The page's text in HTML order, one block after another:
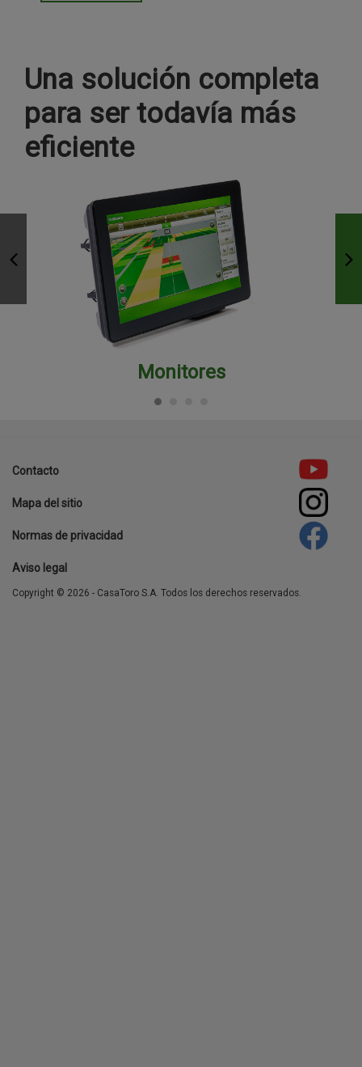
Una solución completa
para ser todavía más
eficiente​
Monitores​
Footer
menu
Contacto
Mapa del sitio
Normas de privacidad
Aviso legal
Copyright © 2026 - CasaToro S.A. Todos los derechos reservados.